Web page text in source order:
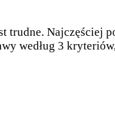
Najczęściej
według 3